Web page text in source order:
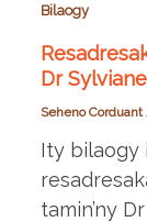
Bilaogy
Dr
Seheno Corduant
Ity bilaogy
tamin’ny